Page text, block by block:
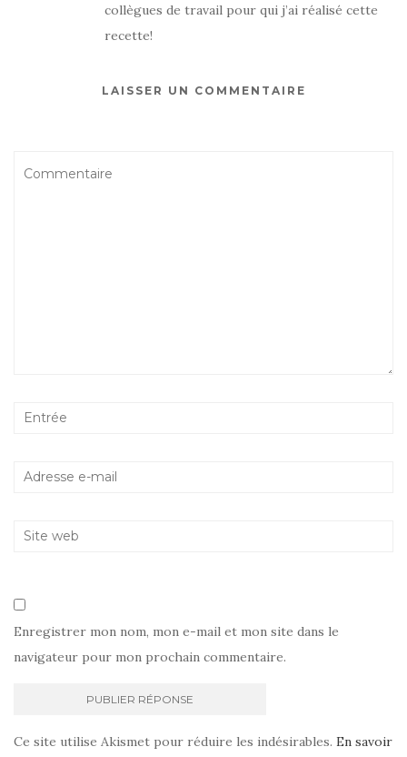
collègues de travail pour qui j’ai réalisé cette
recette!
LAISSER UN COMMENTAIRE
Enregistrer mon nom, mon e-mail et mon site dans le
navigateur pour mon prochain commentaire.
Ce site utilise Akismet pour réduire les indésirables. En savoir